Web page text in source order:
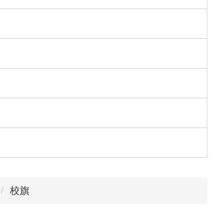
校旗